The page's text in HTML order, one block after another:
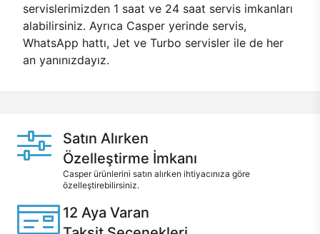
servislerimizden 1 saat ve 24 saat servis imkanları
alabilirsiniz. Ayrıca Casper yerinde servis,
WhatsApp hattı, Jet ve Turbo servisler ile de her
an yanınızdayız.
Satın Alırken
Özelleştirme İmkanı
Casper ürünlerini satın alırken ihtiyacınıza göre
özelleştirebilirsiniz.
12 Aya Varan